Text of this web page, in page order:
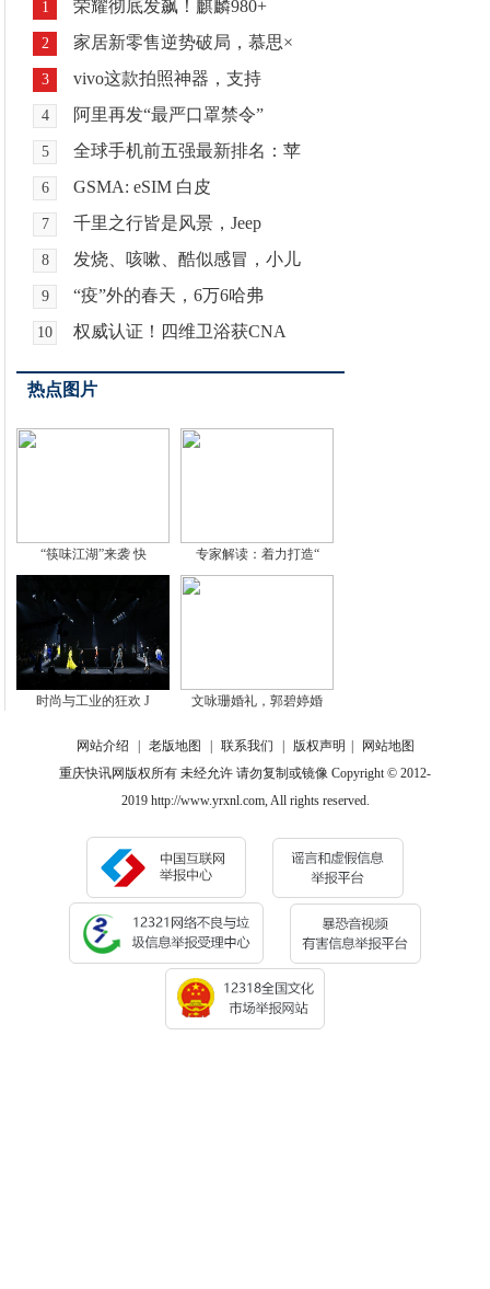
1 荣耀彻底发飙！麒麟980+
2 家居新零售逆势破局，慕思×
3 vivo这款拍照神器，支持
4 阿里再发“最严口罩禁令”
5 全球手机前五强最新排名：苹
6 GSMA: eSIM 白皮
7 千里之行皆是风景，Jeep
8 发烧、咳嗽、酷似感冒，小儿
9 “疫”外的春天，6万6哈弗
10 权威认证！四维卫浴获CNA
热点图片
“筷味江湖”来袭 快 专家解读：着力打造“
时尚与工业的狂欢 J 文咏珊婚礼，郭碧婷婚
网站介绍 老版地图 联系我们 版权声明
网站地图
重庆快讯网版权所有 未经允许 请勿复制或镜像 Copyright © 2012-
2019 http://www.yrxnl.com, All rights reserved.